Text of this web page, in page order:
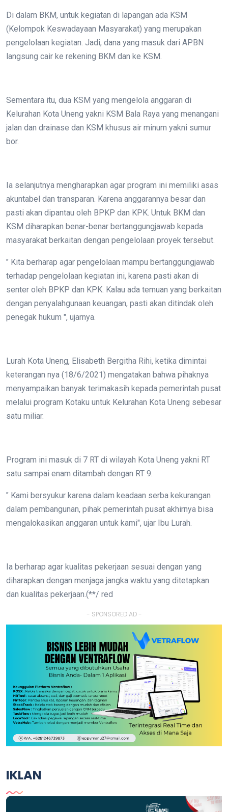
Di dalam BKM, untuk kegiatan di lapangan ada KSM
(Kelompok Keswadayaan Masyarakat) yang merupakan
pengelolaan kegiatan. Jadi, dana yang masuk dari APBN
langsung cair ke rekening BKM dan ke KSM.
Sementara itu, dua KSM yang mengelola anggaran di
Kelurahan Kota Uneng yakni KSM Bala Raya yang menangani
jalan dan drainase dan KSM khusus air minum yakni sumur
bor.
Ia selanjutnya mengharapkan agar program ini memiliki asas
akuntabel dan transparan. Karena anggarannya besar dan
pasti akan dipantau oleh BPKP dan KPK. Untuk BKM dan
KSM diharapkan benar-benar bertanggungjawab kepada
masyarakat berkaitan dengan pengelolaan proyek tersebut.
" Kita berharap agar pengelolaan mampu bertanggungjawab
terhadap pengelolaan kegiatan ini, karena pasti akan di
senter oleh BPKP dan KPK. Kalau ada temuan yang berkaitan
dengan penyalahgunaan keuangan, pasti akan ditindak oleh
penegak hukum ", ujarnya.
Lurah Kota Uneng, Elisabeth Bergitha Rihi, ketika dimintai
keterangan nya (18/6/2021) mengatakan bahwa pihaknya
menyampaikan banyak terimakasih kepada pemerintah pusat
melalui program Kotaku untuk Kelurahan Kota Uneng sebesar
satu miliar.
Program ini masuk di 7 RT di wilayah Kota Uneng yakni RT
satu sampai enam ditambah dengan RT 9.
" Kami bersyukur karena dalam keadaan serba kekurangan
dalam pembangunan, pihak pemerintah pusat akhirnya bisa
mengalokasikan anggaran untuk kami", ujar Ibu Lurah.
Ia berharap agar kualitas pekerjaan sesuai dengan yang
diharapkan dengan menjaga jangka waktu yang ditetapkan
dan kualitas pekerjaan.(**/ red
- SPONSORED AD -
IKLAN